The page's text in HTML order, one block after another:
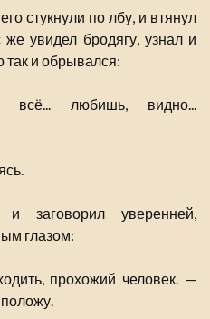
стукнули по лбу, и втянул
увидел бродягу, узнал и
так и обрывался:
любишь, видно...
заговорил уверенней,
глазом:
прохожий человек. —